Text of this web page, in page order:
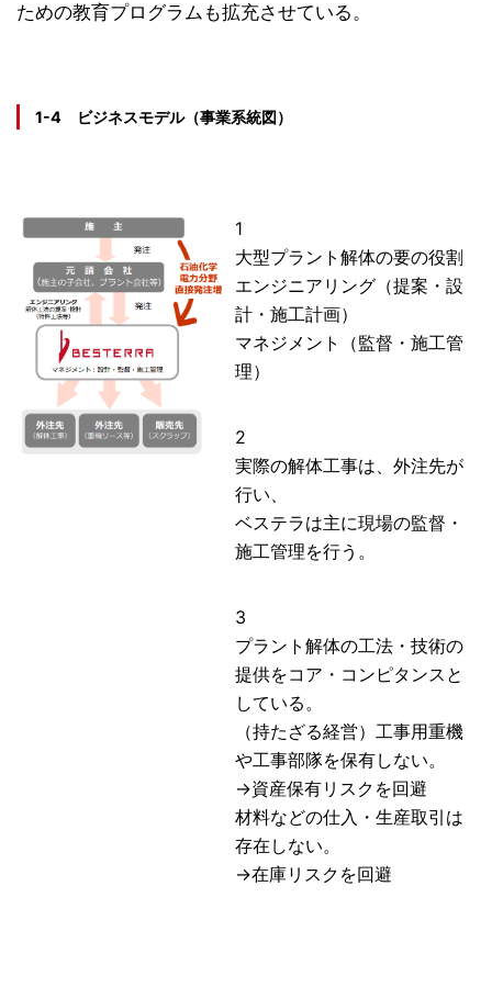
ための教育プログラムも拡充させている。
1-4 ビジネスモデル（事業系統図）
1
大型プラント解体の要の役割
エンジニアリング（提案・設
計・施工計画）
マネジメント（監督・施工管
理）
2
実際の解体工事は、外注先が
行い、
ベステラは主に現場の監督・
施工管理を行う。
3
プラント解体の工法・技術の
提供をコア・コンピタンスと
している。
（持たざる経営）工事用重機
や工事部隊を保有しない。
→資産保有リスクを回避
材料などの仕入・生産取引は
存在しない。
→在庫リスクを回避